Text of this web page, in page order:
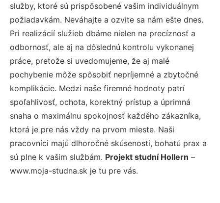
služby, ktoré sú prispôsobené vašim individuálnym
požiadavkám. Neváhajte a ozvite sa nám ešte dnes.
Pri realizácií služieb dbáme nielen na precíznosť a
odbornosť, ale aj na dôslednú kontrolu vykonanej
práce, pretože si uvedomujeme, že aj malé
pochybenie môže spôsobiť nepríjemné a zbytočné
komplikácie. Medzi naše firemné hodnoty patrí
spoľahlivosť, ochota, korektný prístup a úprimná
snaha o maximálnu spokojnosť každého zákazníka,
ktorá je pre nás vždy na prvom mieste. Naši
pracovníci majú dlhoročné skúsenosti, bohatú prax a
sú plne k vašim službám. Projekt studní Hollern –
www.moja-studna.sk je tu pre vás.